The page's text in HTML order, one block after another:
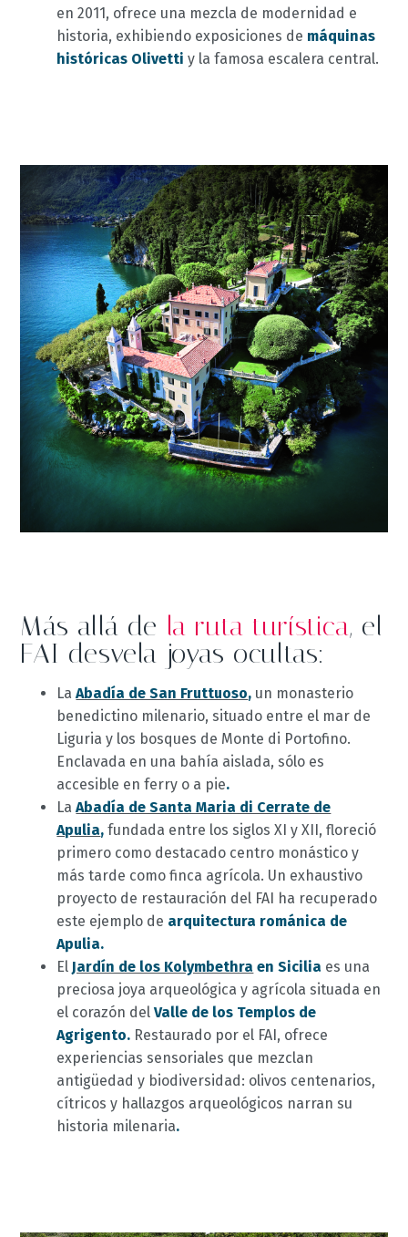
en 2011, ofrece una mezcla de modernidad e
historia, exhibiendo exposiciones de máquinas
históricas Olivetti y la famosa escalera central.
Más allá de la ruta turística, el
FAI desvela joyas ocultas:
La Abadía de San Fruttuoso, un monasterio
benedictino milenario, situado entre el mar de
Liguria y los bosques de Monte di Portofino.
Enclavada en una bahía aislada, sólo es
accesible en ferry o a pie.
La Abadía de Santa Maria di Cerrate de
Apulia,fundada entre los siglos XI y XII, floreció
primero como destacado centro monástico y
más tarde como finca agrícola. Un exhaustivo
proyecto de restauración del FAI ha recuperado
este ejemplo de arquitectura románica de
Apulia.
El Jardín de los Kolymbethra en Sicilia es una
preciosa joya arqueológica y agrícola situada en
el corazón del Valle de los Templos de
Agrigento. Restaurado por el FAI, ofrece
experiencias sensoriales que mezclan
antigüedad y biodiversidad: olivos centenarios,
cítricos y hallazgos arqueológicos narran su
historia milenaria.